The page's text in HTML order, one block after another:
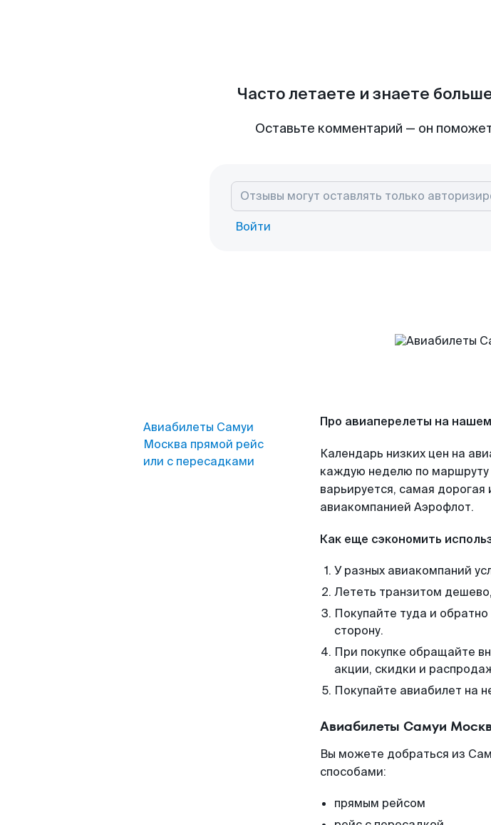
Часто летаете и знаете
Оставьте комментарий — он
Войти
Авиабилеты Самуи
Москва прямой рейс
или с пересадками
Про авиаперелеты на
Календарь низких цен на
каждую неделю по маршруту
варьируется, самая
авиакомпанией Аэрофлот.
Как еще сэкономить
У разных авиакомпаний
Лететь транзитом
Покупайте туда и
сторону.
При покупке обращайте
акции, скидки и
Покупайте авиабилет на
Авиабилеты Самуи
Вы можете добраться из
способами:
прямым рейсом